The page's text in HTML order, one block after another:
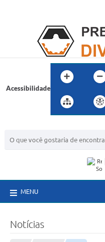
Acessibilidade
MENU
Notícias